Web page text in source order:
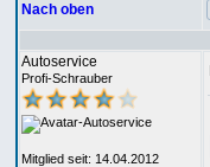
Nach oben
Autoservice
Profi-Schrauber
Mitglied seit: 14.04.2012